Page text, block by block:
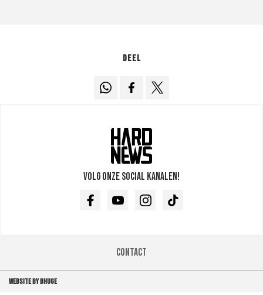
Deel
Volg onze social kanalen!
FacebookYoutubeInstagramTikTok
Contact
WEBSITE BY BHUGE